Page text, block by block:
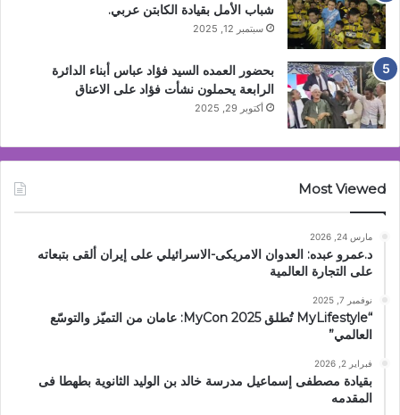
شباب الأمل بقيادة الكابتن عربي.
سبتمبر 12, 2025
بحضور العمده السيد فؤاد عباس أبناء الدائرة
الرابعة يحملون نشأت فؤاد على الاعناق
أكتوبر 29, 2025
Most Viewed
مارس 24, 2026
د.عمرو عبده: العدوان الامريكى-الاسرائيلي على إيران ألقى بتبعاته
على التجارة العالمية
نوفمبر 7, 2025
“MyLifestyle تُطلق MyCon 2025: عامان من التميّز والتوسّع
العالمي”
فبراير 2, 2026
بقيادة مصطفى إسماعيل مدرسة خالد بن الوليد الثانوية بطهطا فى
المقدمه